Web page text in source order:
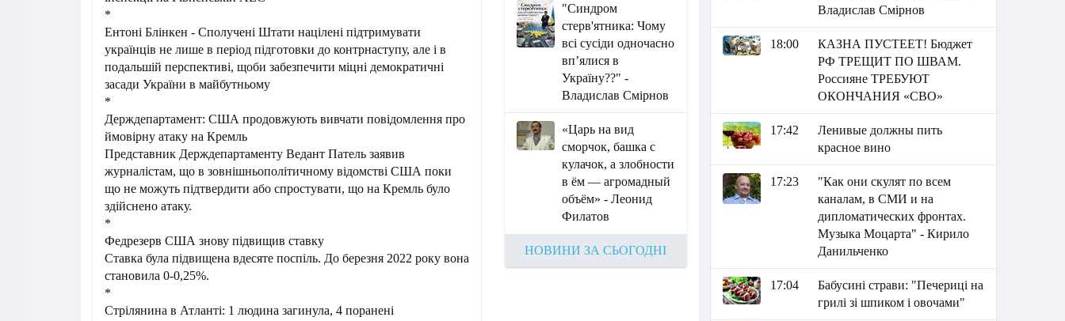
*
Ентоні Блінкен - Сполучені Штати націлені підтримувати
українців не лише в період підготовки до контрнаступу, але і в
подальшій перспективі, щоби забезпечити міцні демократичні
засади України в майбутньому
*
Держдепартамент: США продовжують вивчати повідомлення про
ймовірну атаку на Кремль
Представник Держдепартаменту Ведант Патель заявив
журналістам, що в зовнішньополітичному відомстві США поки
що не можуть підтвердити або спростувати, що на Кремль було
здійснено атаку.
*
Федрезерв США знову підвищив ставку
Ставка була підвищена вдесяте поспіль. До березня 2022 року вона
становила 0-0,25%.
*
Стрілянина в Атланті: 1 людина загинула, 4 поранені
"Синдром
стерв'ятника: Чому
всі сусіди одночасно
вп’ялися в
Україну??" -
Владислав Смірнов
«Царь на вид
сморчок, башка с
кулачок, а злобности
в ём — агромадный
объём» - Леонид
Филатов
НОВИНИ ЗА СЬОГОДНІ
Владислав Смірнов
18:00
КАЗНА ПУСТЕЕТ! Бюджет
РФ ТРЕЩИТ ПО ШВАМ.
Россияне ТРЕБУЮТ
ОКОНЧАНИЯ «СВО»
17:42
Ленивые должны пить
красное вино
17:23
"Как они скулят по всем
каналам, в СМИ и на
дипломатических фронтах.
Музыка Моцарта" - Кирило
Данильченко
17:04
Бабусині страви: "Печериці на
грилі зі шпиком і овочами"